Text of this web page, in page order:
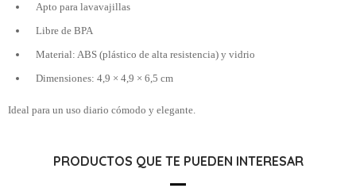
Apto para lavavajillas
Libre de BPA
Material: ABS (plástico de alta resistencia) y vidrio
Dimensiones: 4,9 × 4,9 × 6,5 cm
Ideal para un uso diario cómodo y elegante.
PRODUCTOS QUE TE PUEDEN INTERESAR